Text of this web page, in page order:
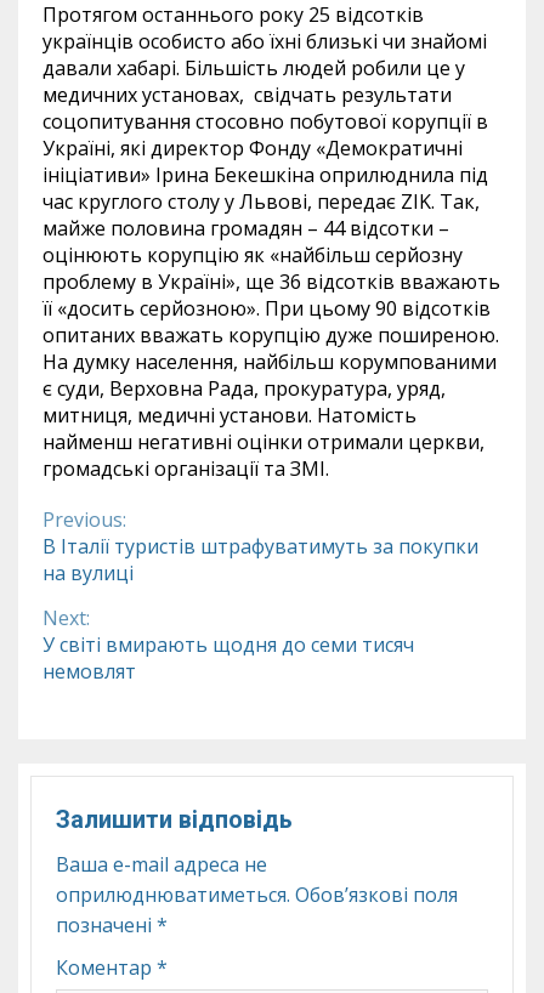
Протягом останнього року 25 відсотків
українців особисто або їхні близькі чи знайомі
давали хабарі. Більшість людей робили це у
медичних установах, свідчать результати
соцопитування стосовно побутової корупції в
Україні, які директор Фонду «Демократичні
ініціативи» Ірина Бекешкіна оприлюднила під
час круглого столу у Львові, передає ZIK. Так,
майже половина громадян – 44 відсотки –
оцінюють корупцію як «найбільш серйозну
проблему в Україні», ще 36 відсотків вважають
її «досить серйозною». При цьому 90 відсотків
опитаних вважать корупцію дуже поширеною.
На думку населення, найбільш корумпованими
є суди, Верховна Рада, прокуратура, уряд,
митниця, медичні установи. Натомість
найменш негативні оцінки отримали церкви,
громадські організації та ЗМІ.
Continue
Reading
Previous:
В Італії туристів штрафуватимуть за покупки
на вулиці
Next:
У світі вмирають щодня до семи тисяч
немовлят
Залишити відповідь
Ваша e-mail адреса не
оприлюднюватиметься. Обов’язкові поля
позначені *
Коментар *